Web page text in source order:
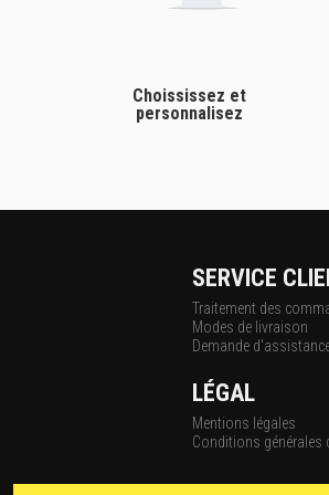
Choississez et
personnalisez
SERVICE
Traitement des
Modes de livraison
Demande
LÉGAL
Mentions légales
Conditions générales